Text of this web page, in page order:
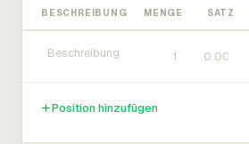
BESCHREIBUNG MENGE SATZ
Position hinzufügen